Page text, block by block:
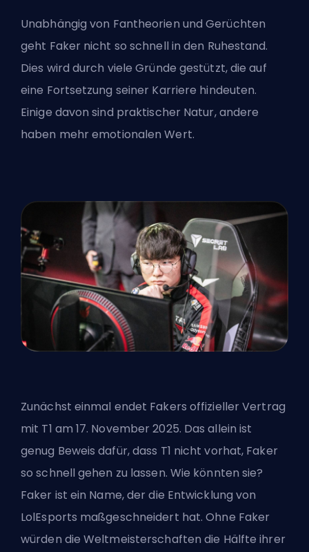
Unabhängig von Fantheorien und Gerüchten
geht Faker nicht so schnell in den Ruhestand.
Dies wird durch viele Gründe gestützt, die auf
eine Fortsetzung seiner Karriere hindeuten.
Einige davon sind praktischer Natur, andere
haben mehr emotionalen Wert.
Zunächst einmal endet Fakers offizieller Vertrag
mit T1 am 17. November 2025. Das allein ist
genug Beweis dafür, dass T1 nicht vorhat, Faker
so schnell gehen zu lassen. Wie könnten sie?
Faker ist ein Name, der die Entwicklung von
LolEsports maßgeschneidert hat. Ohne Faker
würden die Weltmeisterschaften die Hälfte ihrer